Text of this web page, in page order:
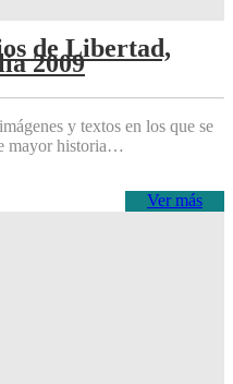
de Libertad,
2009
y textos en los que se
mayor historia…
Ver más